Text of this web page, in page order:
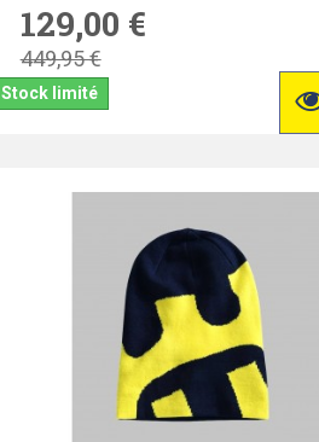
129,00 €
449,95 €
Stock limité